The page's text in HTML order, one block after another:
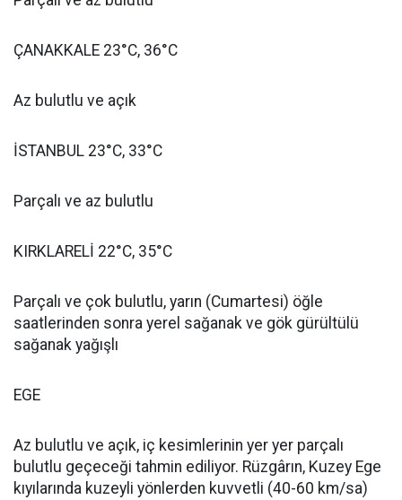
ÇANAKKALE 23°C, 36°C
Az bulutlu ve açık
İSTANBUL 23°C, 33°C
Parçalı ve az bulutlu
KIRKLARELİ 22°C, 35°C
Parçalı ve çok bulutlu, yarın (Cumartesi) öğle
saatlerinden sonra yerel sağanak ve gök gürültülü
sağanak yağışlı
EGE
Az bulutlu ve açık, iç kesimlerinin yer yer parçalı
bulutlu geçeceği tahmin ediliyor. Rüzgârın, Kuzey Ege
kıyılarında kuzeyli yönlerden kuvvetli (40-60 km/sa)